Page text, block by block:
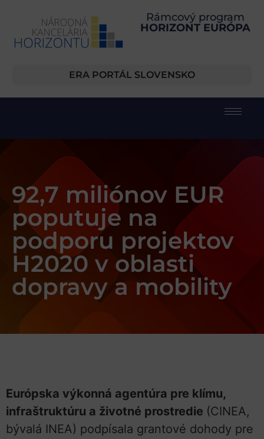
Rámcový program
HORIZONT EURÓPA
ERA PORTÁL SLOVENSKO
92,7 miliónov EUR
poputuje na
podporu projektov
H2020 v oblasti
dopravy a mobility
Európska výkonná agentúra pre klímu,
infraštruktúru a životné prostredie (CINEA,
bývalá INEA) podpísala grantové dohody pre